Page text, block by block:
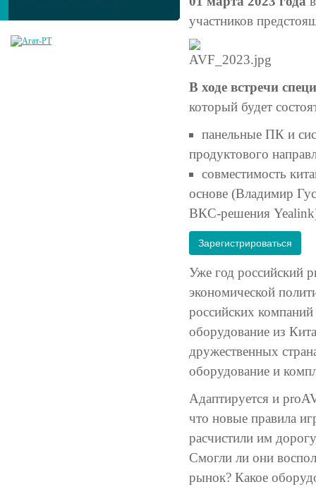
участников
В ходе встречи
который будет
панельные ПК и
продуктового
совместимость
основе (Владимир
ВКС-решения
Зарегистрироваться
Уже год российский
экономической
российских
оборудование из
дружественных
оборудование и
Адаптируется и
что новые правила
расчистили им
Смогли ли они
рынок? Какое